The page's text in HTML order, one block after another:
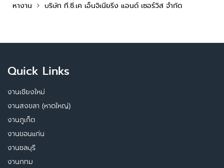
หางาน บริษัท ที.ซี.เค เอ็นจิเนียริ่ง แอนด์ เซอร์วิส จำกัด
Quick Links
งานเชียงใหม่
งานสงขลา (หาดใหญ่)
งานภูเก็ต
งานขอนแก่น
งานชลบุรี
งานกทม